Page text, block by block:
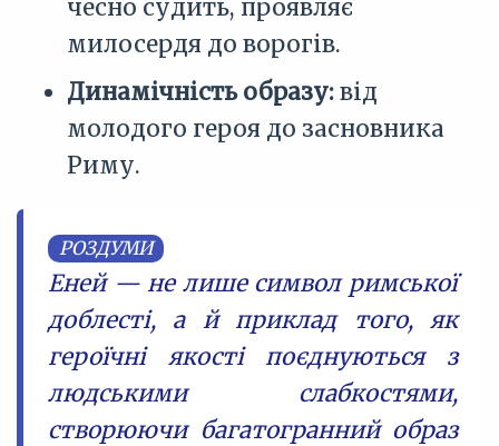
чесно судить, проявляє
милосердя до ворогів.
Динамічність образу:від
молодого героя до засновника
Риму.
РОЗДУМИ
Еней — не лише символ римської
доблесті, а й приклад того, як
героїчні якості поєднуються з
людськими слабкостями,
створюючи багатогранний образ